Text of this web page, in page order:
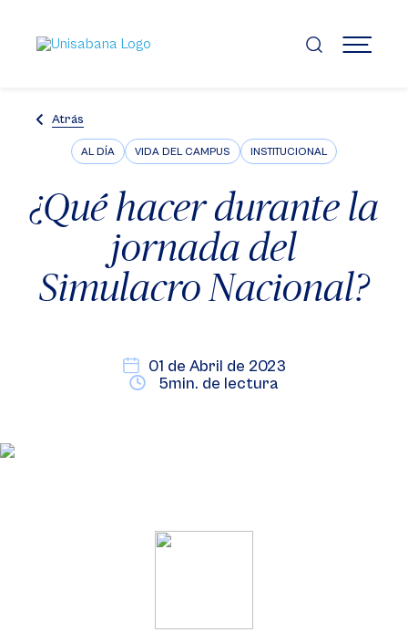
contenido
principal
MENÚ
Atrás
AL DÍA VIDA DEL CAMPUS INSTITUCIONAL
¿Qué hacer durante la
jornada del
Simulacro Nacional?
01 de Abril de 2023
5min. de lectura